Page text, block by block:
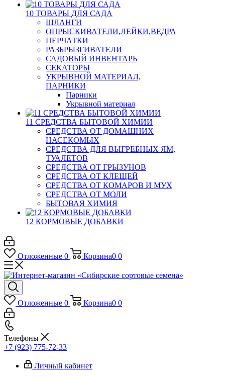
10 ТОВАРЫ ДЛЯ САДА
ШЛАНГИ
ОПРЫСКИВАТЕЛИ,ЛЕЙКИ,ВЕДРА
ПЕРЧАТКИ
РАЗБРЫЗГИВАТЕЛИ
САДОВЫЙ ИНВЕНТАРЬ
СЕКАТОРЫ
УКРЫВНОЙ МАТЕРИАЛ,
ПАРНИКИ
Парники
Укрывной материал
11 СРЕДСТВА БЫТОВОЙ ХИМИИ
СРЕДСТВА ОТ ДОМАШНИХ
НАСЕКОМЫХ
СРЕДСТВА ДЛЯ ВЫГРЕБНЫХ ЯМ,
ТУАЛЕТОВ
СРЕДСТВА ОТ ГРЫЗУНОВ
СРЕДСТВА ОТ КЛЕЩЕЙ
СРЕДСТВА ОТ КОМАРОВ И МУХ
СРЕДСТВА ОТ МОЛИ
БЫТОВАЯ ХИМИЯ
12 КОРМОВЫЕ ДОБАВКИ
Отложенные 0 Корзина0 0
Отложенные 0 Корзина0 0
Телефоны
+7 (923) 775-72-33
Личный кабинет